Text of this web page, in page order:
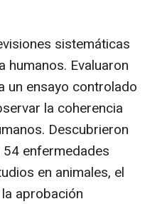
sistemáticas
humanos. Evaluaron
un ensayo controlado
la coherencia
Descubrieron
enfermedades
en animales, el
aprobación